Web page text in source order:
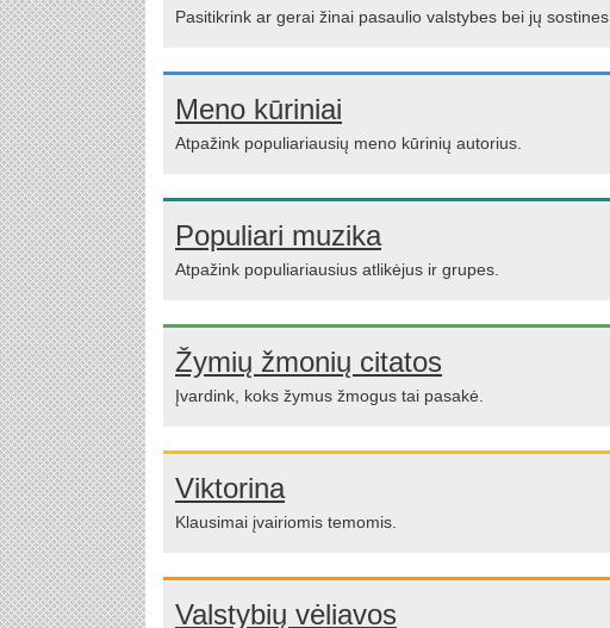
Pasitikrink ar gerai žinai pasaulio valstybes bei jų sostines.
Meno kūriniai
Atpažink populiariausių meno kūrinių autorius.
Populiari muzika
Atpažink populiariausius atlikėjus ir grupes.
Žymių žmonių citatos
Įvardink, koks žymus žmogus tai pasakė.
Viktorina
Klausimai įvairiomis temomis.
Valstybių vėliavos